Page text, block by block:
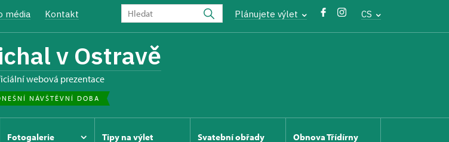
média Kontakt Plánujete výlet CS
v Ostravě
webová prezentace
NÁVŠTĚVNÍ DOBA
Fotogalerie Tipy na výlet Svatební obřady Obnova Třídírny